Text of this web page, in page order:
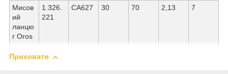
Мисов
ий
ланцю
г Oros
1.326.
221
СА627 30 70 2,13 7
Приховати